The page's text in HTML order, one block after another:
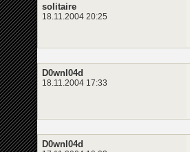
solitaire
18.11.2004 20:25
D0wnl04d
18.11.2004 17:33
D0wnl04d